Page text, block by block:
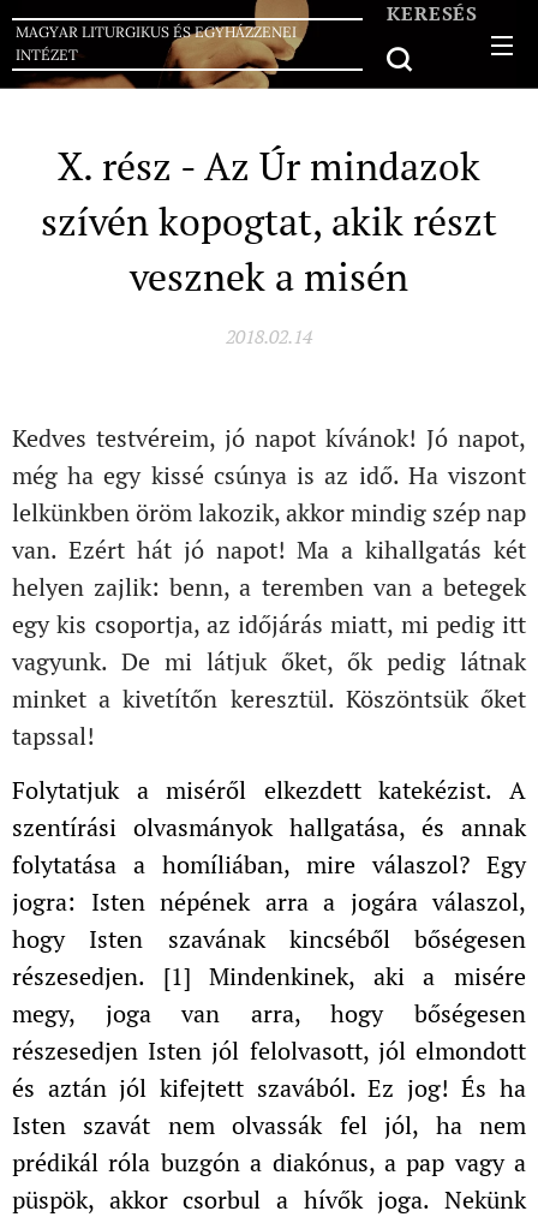
MAGYAR LITURGIKUS ÉS EGYHÁZZENEI
INTÉZET
KERESÉS
X. rész - Az Úr mindazok
szívén kopogtat, akik részt
vesznek a misén
2018.02.14
Kedves testvéreim, jó napot kívánok! Jó napot,
még ha egy kissé csúnya is az idő. Ha viszont
lelkünkben öröm lakozik, akkor mindig szép nap
van. Ezért hát jó napot! Ma a kihallgatás két
helyen zajlik: benn, a teremben van a betegek
egy kis csoportja, az időjárás miatt, mi pedig itt
vagyunk. De mi látjuk őket, ők pedig látnak
minket a kivetítőn keresztül. Köszöntsük őket
tapssal!
Folytatjuk a miséről elkezdett katekézist. A
szentírási olvasmányok hallgatása, és annak
folytatása a homíliában, mire válaszol? Egy
jogra: Isten népének arra a jogára válaszol,
hogy Isten szavának kincséből bőségesen
részesedjen. [1] Mindenkinek, aki a misére
megy, joga van arra, hogy bőségesen
részesedjen Isten jól felolvasott, jól elmondott
és aztán jól kifejtett szavából. Ez jog! És ha
Isten szavát nem olvassák fel jól, ha nem
prédikál róla buzgón a diakónus, a pap vagy a
püspök, akkor csorbul a hívők joga. Nekünk